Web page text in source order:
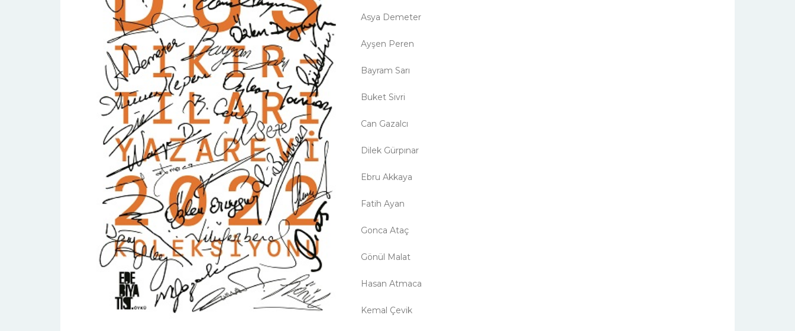
Asya Demeter
Ayşen Peren
Bayram Sarı
Buket Sivri
Can Gazalcı
Dilek Gürpınar
Ebru Akkaya
Fatih Ayan
Gonca Ataç
Gönül Malat
Hasan Atmaca
Kemal Çevik